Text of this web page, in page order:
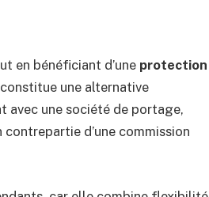
en bénéficiant d’une protection
constitue une alternative
avec une société de portage,
d’une commission